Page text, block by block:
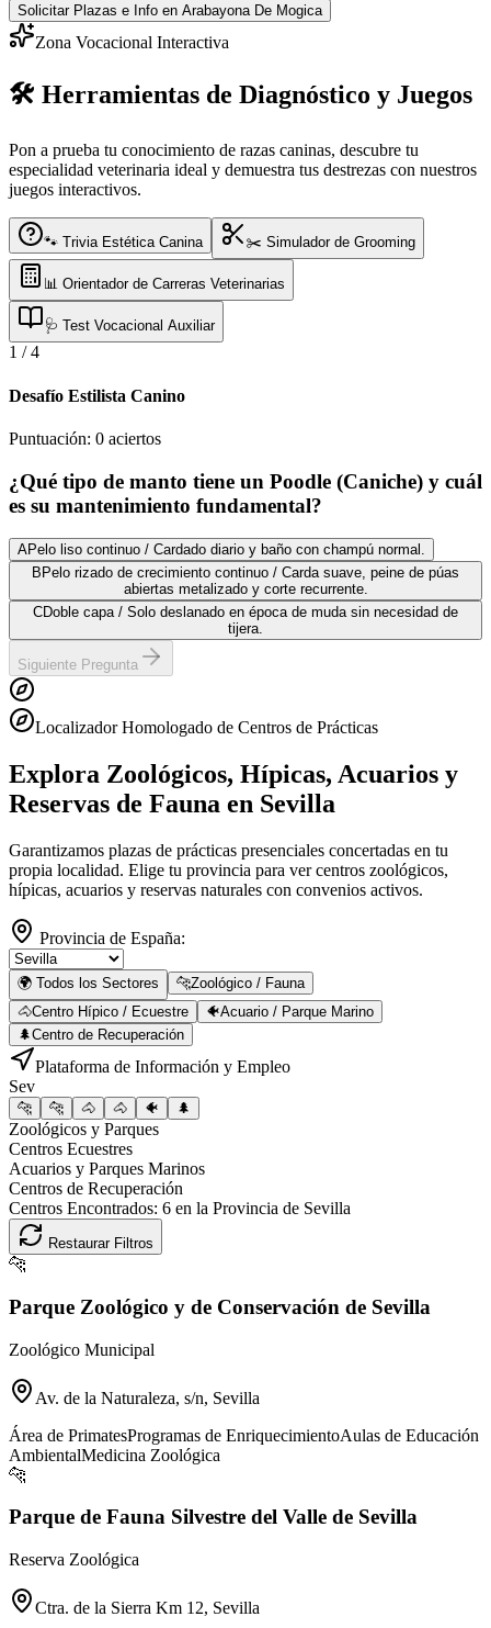
Solicitar Plazas e Info en Arabayona De Mogica
Zona Vocacional Interactiva
🛠️ Herramientas de Diagnóstico y Juegos
Pon a prueba tu conocimiento de razas caninas, descubre tu
especialidad veterinaria ideal y demuestra tus destrezas con nuestros
juegos interactivos.
🐾 Trivia Estética Canina ✂️ Simulador de Grooming
📊 Orientador de Carreras Veterinarias
🩺 Test Vocacional Auxiliar
1 /4
Desafío Estilista Canino
Puntuación: 0 aciertos
¿Qué tipo de manto tiene un Poodle (Caniche) y cuál
es su mantenimiento fundamental?
APelo liso continuo / Cardado diario y baño con champú normal.
B Pelo rizado de crecimiento continuo / Carda suave, peine de púas
abiertas metalizado y corte recurrente.
CDoble capa / Solo deslanado en época de muda sin necesidad de
tijera.
Siguiente Pregunta
Localizador Homologado de Centros de Prácticas
Explora Zoológicos, Hípicas, Acuarios y
Reservas de Fauna en Sevilla
Garantizamos plazas de prácticas presenciales concertadas en tu
propia localidad. Elige tu provincia para ver centros zoológicos,
hípicas, acuarios y reservas naturales con convenios activos.
Provincia de España:
🌍 Todos los Sectores 🐆Zoológico / Fauna
🐴Centro Hípico / Ecuestre 🐠Acuario / Parque Marino
🌲Centro de Recuperación
Plataforma de Información y Empleo
Sev
🐆 🐆 🐴 🐴 🐠 🌲
Zoológicos y Parques
Centros Ecuestres
Acuarios y Parques Marinos
Centros de Recuperación
Centros Encontrados: 6 en la Provincia de Sevilla
Restaurar Filtros
🐆
Parque Zoológico y de Conservación de Sevilla
Zoológico Municipal
Av. de la Naturaleza, s/n, Sevilla
Área de PrimatesProgramas de EnriquecimientoAulas de Educación
AmbientalMedicina Zoológica
🐆
Parque de Fauna Silvestre del Valle de Sevilla
Reserva Zoológica
Ctra. de la Sierra Km 12, Sevilla